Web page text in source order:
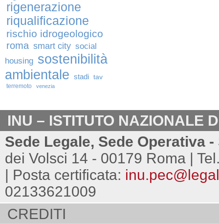
rigenerazione
riqualificazione
rischio idrogeologico
roma smart city social
housing sostenibilità
ambientale stadi tav
terremoto venezia
INU – ISTITUTO NAZIONALE
Sede Legale, Sede Operativa
dei Volsci 14 - 00179 Roma |
| Posta certificata:
02133621009
CREDITI